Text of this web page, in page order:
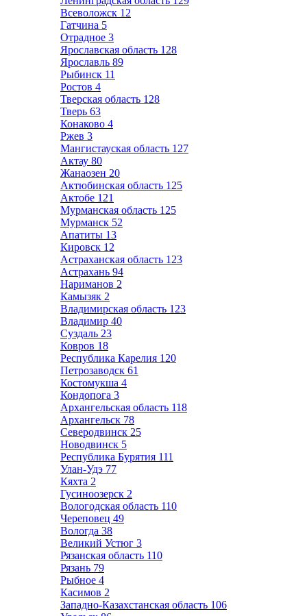
Всеволожск 12
Гатчина 5
Отрадное 3
Ярославская область 128
Ярославль 89
Рыбинск 11
Ростов 4
Тверская область 128
Тверь 63
Конаково 4
Ржев 3
Мангистауская область 127
Актау 80
Жанаозен 20
Актюбинская область 125
Актобе 121
Мурманская область 125
Мурманск 52
Апатиты 13
Кировск 12
Астраханская область 123
Астрахань 94
Нариманов 2
Камызяк 2
Владимирская область 123
Владимир 40
Суздаль 23
Ковров 18
Республика Карелия 120
Петрозаводск 61
Костомукша 4
Кондопога 3
Архангельская область 118
Архангельск 78
Северодвинск 25
Новодвинск 5
Республика Бурятия 111
Улан-Удэ 77
Кяхта 2
Гусиноозерск 2
Вологодская область 110
Череповец 49
Вологда 38
Великий Устюг 3
Рязанская область 110
Рязань 79
Рыбное 4
Касимов 2
Западно-Казахстанская область 106